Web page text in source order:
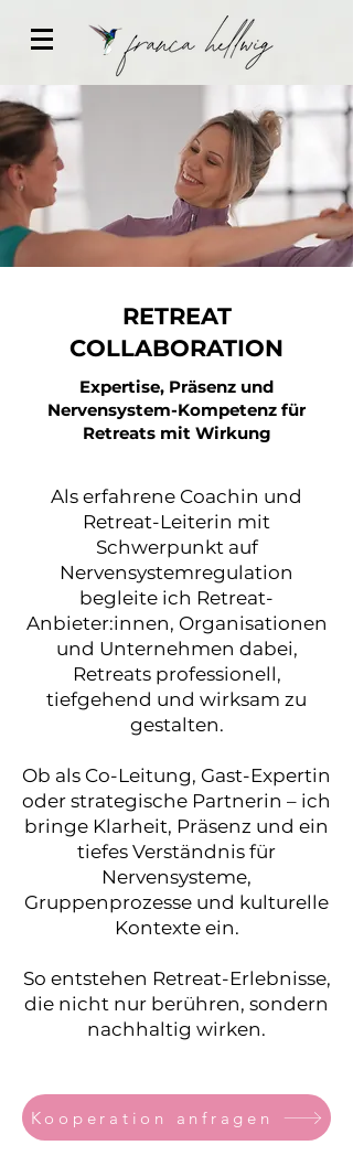
RETREAT
COLLABORATION
Expertise, Präsenz und
Nervensystem-Kompetenz für
Retreats mit Wirkung
Als erfahrene Coachin und
Retreat-Leiterin mit
Schwerpunkt auf
Nervensystemregulation
begleite ich Retreat-
Anbieter:innen, Organisationen
und Unternehmen dabei,
Retreats professionell,
tiefgehend und wirksam zu
gestalten.
Ob als Co-Leitung, Gast-Expertin
oder strategische Partnerin – ich
bringe Klarheit, Präsenz und ein
tiefes Verständnis für
Nervensysteme,
Gruppenprozesse und kulturelle
Kontexte ein.
So entstehen Retreat-Erlebnisse,
die nicht nur berühren, sondern
nachhaltig wirken.
Kooperation anfragen